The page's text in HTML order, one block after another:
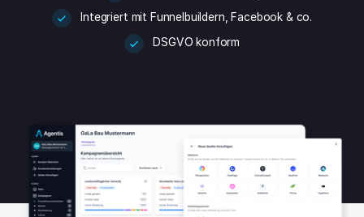
Integriert mit Funnelbuildern, Facebook & co.
DSGVO konform